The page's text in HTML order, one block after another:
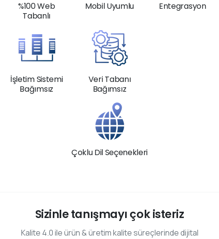
%100 Web
Tabanlı
Mobil Uyumlu Entegrasyon
İşletim Sistemi
Bağımsız
Veri Tabanı
Bağımsız
Çoklu Dil Seçenekleri
Sizinle tanışmayı çok isteriz
Kalite 4.0 ile ürün & üretim kalite süreçlerinde dijital